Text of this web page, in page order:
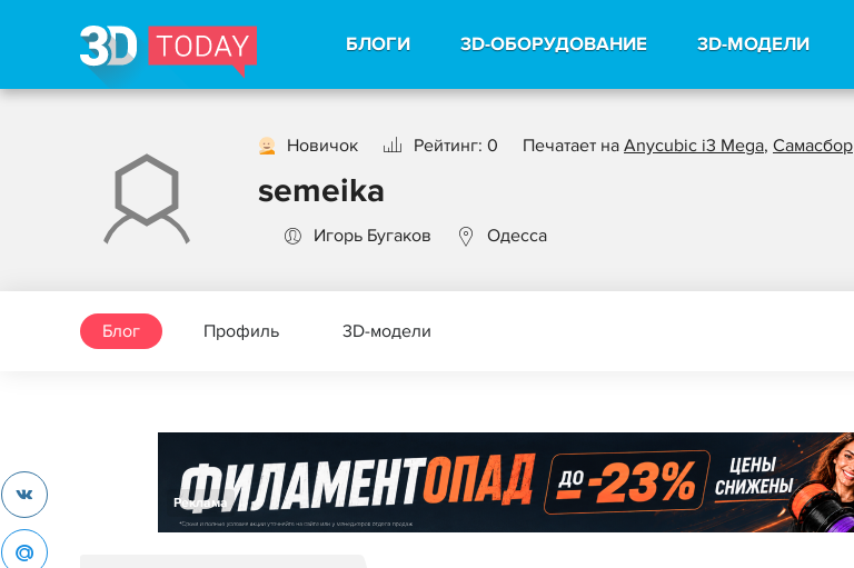
БЛОГИ 3D-ОБОРУДОВАНИЕ 3D-МОДЕЛИ
Новичок Рейтинг: 0 Печатает на Anycubic i3 Mega, Самасбор
semeika
Игорь Бугаков Одесса
Блог Профиль 3D-модели
Реклама